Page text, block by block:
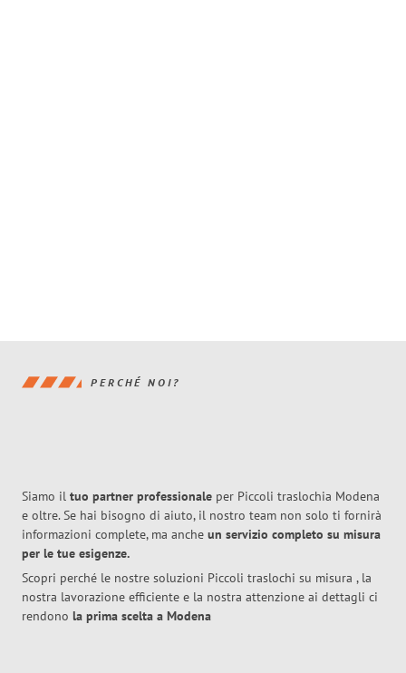
PERCHÉ NOI?
Siamo il tuo partner professionale per Piccoli traslochia Modena
e oltre. Se hai bisogno di aiuto, il nostro team non solo ti fornirà
informazioni complete, ma anche un servizio completo su misura
per le tue esigenze.
Scopri perché le nostre soluzioni Piccoli traslochi su misura , la
nostra lavorazione efficiente e la nostra attenzione ai dettagli ci
rendono la prima scelta a Modena